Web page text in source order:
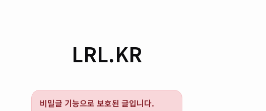
LRL.KR
비밀글 기능으로 보호된 글입니다.